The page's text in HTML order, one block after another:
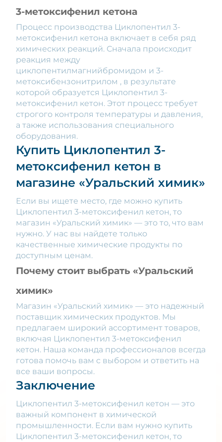
3-метоксифенил кетона
Процесс производства Циклопентил 3-
метоксифенил кетона включает в себя ряд
химических реакций. Сначала происходит
реакция между
циклопентилмагнийбромидом и 3-
метоксибензонитрилом , в результате
которой образуется Циклопентил 3-
метоксифенил кетон. Этот процесс требует
строгого контроля температуры и давления,
а также использования специального
оборудования.
Купить Циклопентил 3-
метоксифенил кетон в
магазине «Уральский химик»
Если вы ищете место, где можно купить
Циклопентил 3-метоксифенил кетон, то
магазин «Уральский химик» — это то, что вам
нужно. У нас вы найдете только
качественные химические продукты по
доступным ценам.
Почему стоит выбрать «Уральский
химик»
Магазин «Уральский химик» — это надежный
поставщик химических продуктов. Мы
предлагаем широкий ассортимент товаров,
включая Циклопентил 3-метоксифенил
кетон. Наша команда профессионалов всегда
готова помочь вам с выбором и ответить на
все ваши вопросы.
Заключение
Циклопентил 3-метоксифенил кетон — это
важный компонент в химической
промышленности. Если вам нужно купить
Циклопентил 3-метоксифенил кетон, то